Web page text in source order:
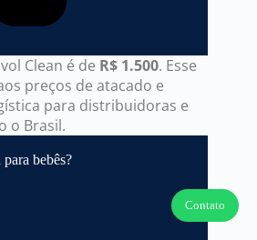
Clean é de R$ 1.500. Esse
preços de atacado e
para distribuidoras e
o Brasil.
bebês?
Contato